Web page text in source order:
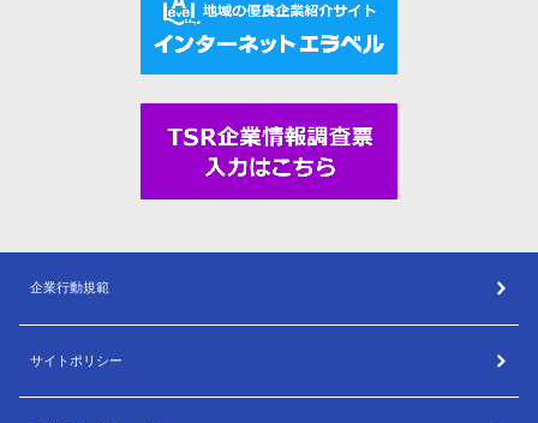
企業行動規範
サイトポリシー